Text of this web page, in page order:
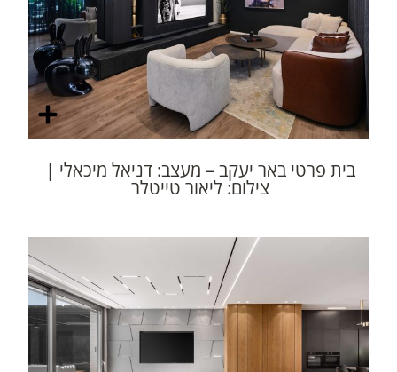
בית פרטי באר יעקב – מעצב: דניאל מיכאלי |
צילום: ליאור טייטלר